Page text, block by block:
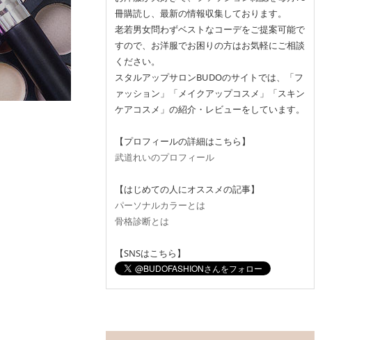
冊購読し、最新の情報収集しております。
老若男女問わずベストなコーデをご提案可能で
すので、お洋服でお困りの方はお気軽にご相談
ください。
スタルアップサロンBUDOのサイトでは、「フ
ァッション」「メイクアップコスメ」「スキン
ケアコスメ」の紹介・レビューをしています。
【プロフィールの詳細はこちら】
武道れいのプロフィール
【はじめての人にオススメの記事】
パーソナルカラーとは
骨格診断とは
【SNSはこちら】